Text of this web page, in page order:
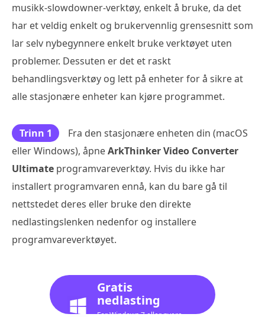
musikk-slowdowner-verktøy, enkelt å bruke, da det
har et veldig enkelt og brukervennlig grensesnitt som
lar selv nybegynnere enkelt bruke verktøyet uten
problemer. Dessuten er det et raskt
behandlingsverktøy og lett på enheter for å sikre at
alle stasjonære enheter kan kjøre programmet.
Trinn 1
Fra den stasjonære enheten din (macOS
eller Windows), åpneArkThinker Video Converter
Ultimate programvareverktøy. Hvis du ikke har
installert programvaren ennå, kan du bare gå til
nettstedet deres eller bruke den direkte
nedlastingslenken nedenfor og installere
programvareverktøyet.
Gratis
nedlasting
For Windows 7 eller nyere